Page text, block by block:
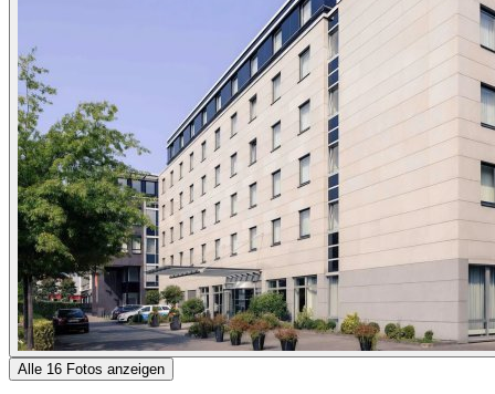
Alle 16 Fotos anzeigen